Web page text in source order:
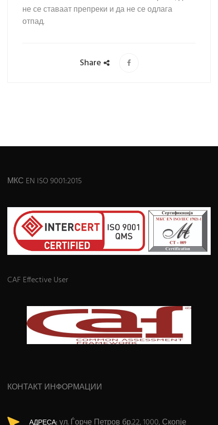
не се ставаат препреки и да не се одлага
отпад.
Share
МКС EN ISO 9001:2015
CAF Effective User
КОНТАКТ ИНФОРМАЦИИ